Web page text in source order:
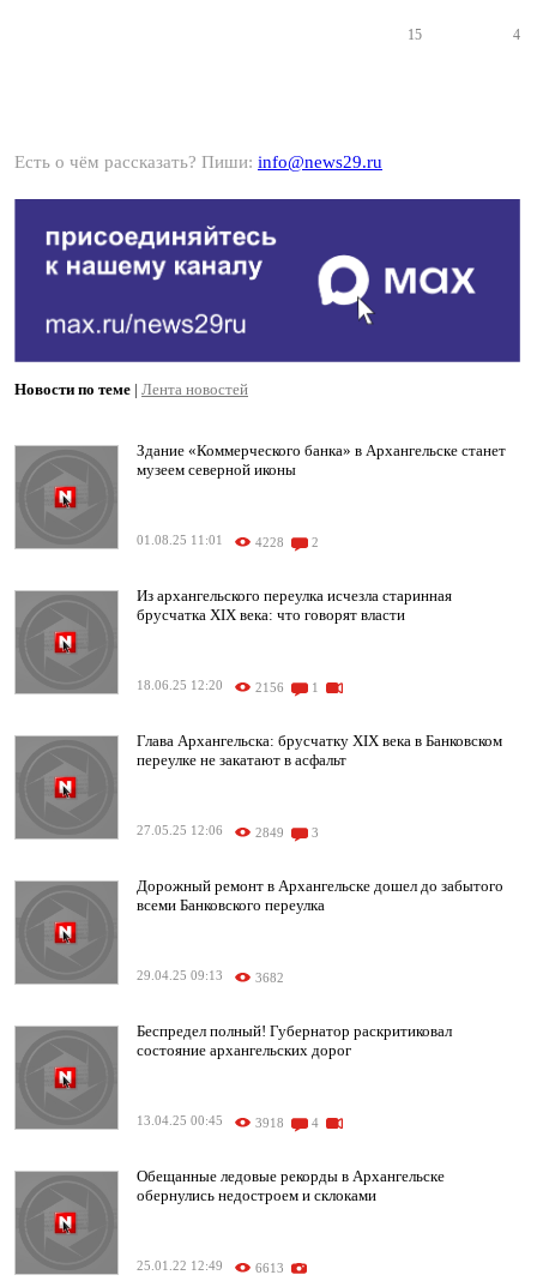
15 4
Есть о чём рассказать? Пиши: info@news29.ru
Новости по теме | Лента новостей
Здание «Коммерческого банка» в Архангельске станет
музеем северной иконы
01.08.25 11:01 4228 2
Из архангельского переулка исчезла старинная
брусчатка XIX века: что говорят власти
18.06.25 12:20 2156 1
Глава Архангельска: брусчатку XIX века в Банковском
переулке не закатают в асфальт
27.05.25 12:06 2849 3
Дорожный ремонт в Архангельске дошел до забытого
всеми Банковского переулка
29.04.25 09:13 3682
Беспредел полный! Губернатор раскритиковал
состояние архангельских дорог
13.04.25 00:45 3918 4
Обещанные ледовые рекорды в Архангельске
обернулись недостроем и склоками
25.01.22 12:49 6613